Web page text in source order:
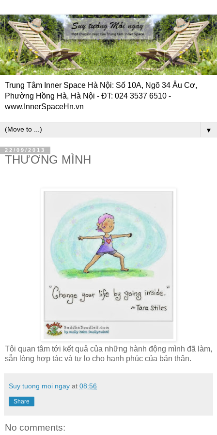
Trung Tâm Inner Space Hà Nội: Số 10A, Ngõ 34 Âu Cơ,
Phường Hồng Hà, Hà Nội - ĐT: 024 3537 6510 -
www.InnerSpaceHn.vn
▼
22/09/2013
THƯƠNG MÌNH
Tôi quan tâm tới kết quả của những hành động mình đã làm,
sẵn lòng hợp tác và tự lo cho hạnh phúc của bản thân.
Suy tuong moi ngay at 08:56
Share
No comments: